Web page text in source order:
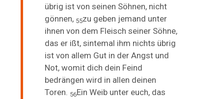
übrig ist von seinen Söhnen, nicht
gönnen, 55zu geben jemand unter
ihnen von dem Fleisch seiner Söhne,
das er ißt, sintemal ihm nichts übrig
ist von allem Gut in der Angst und
Not, womit dich dein Feind
bedrängen wird in allen deinen
Toren. 56Ein Weib unter euch, das